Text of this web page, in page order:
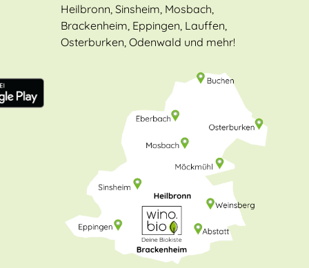
Heilbronn, Sinsheim, Mosbach,
Brackenheim, Eppingen, Lauffen,
Osterburken, Odenwald und mehr!